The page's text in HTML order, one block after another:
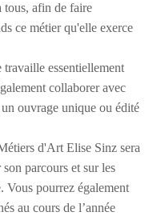
tous, afin de faire
ce métier qu'elle exerce
essentiellement
collaborer avec
ouvrage unique ou édité
d'Art Elise Sinz sera
parcours et sur les
Vous pourrez également
au cours de l’année